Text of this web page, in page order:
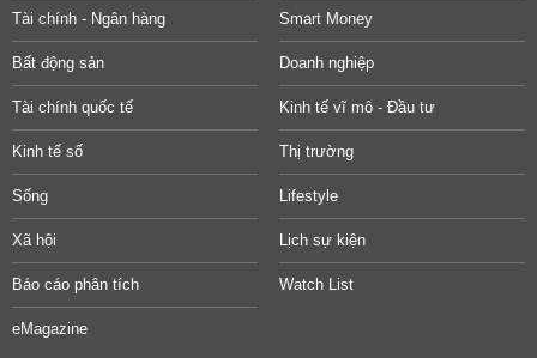
Tài chính - Ngân hàng Smart Money
Bất động sản Doanh nghiệp
Tài chính quốc tế Kinh tế vĩ mô - Đầu tư
Kinh tế số Thị trường
Sống Lifestyle
Xã hội Lịch sự kiện
Báo cáo phân tích Watch List
eMagazine